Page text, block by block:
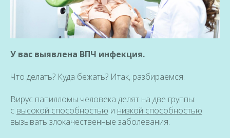
У вас выявлена ВПЧ инфекция.
Что делать? Куда бежать? Итак, разбираемся.
Вирус папилломы человека делят на две группы:
с высокой способностью и низкой способностью
вызывать злокачественные заболевания.